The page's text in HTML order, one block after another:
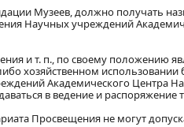
Музеев, должно получать
Научных учреждений
и т. п., по своему положению
хозяйственном использовании
Академического Центра
в ведение и распоряжение
Просвещения не могут